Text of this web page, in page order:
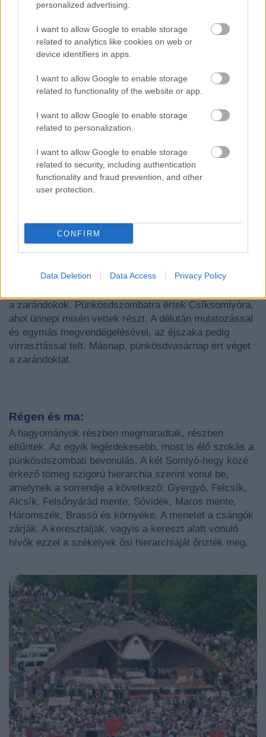
personalized advertising.
I want to allow Google to enable storage
related to analytics like cookies on web or
device identifiers in apps.
I want to allow Google to enable storage
related to functionality of the website or app.
I want to allow Google to enable storage
related to personalization.
I want to allow Google to enable storage
related to security, including authentication
functionality and fraud prevention, and other
user protection.
CONFIRM
Data Deletion Data Access Privacy Policy
elfogadtatásával a korabeli Európában példátlan módon
csökkentéséhez.
a zarándokok. Pünkösdszombatra értek Csíksomlyóra,
ahol ünnepi misén vettek részt. A délután mulatozással
és egymás megvendégelésével, az éjszaka pedig
virrasztással telt. Másnap, pünkösdvasárnap ért véget
a zarándoklat.
Régen és ma:
A hagyományok részben megmaradtak, részben
eltűntek. Az egyik legérdekesebb, most is élő szokás a
pünkösdszombati bevonulás. A két Somlyó-hegy közé
érkező tömeg szigorú hierarchia szerint vonul be,
amelynek a sorrendje a következő: Gyergyó, Felcsík,
Alcsík, Felsőnyárád mente, Sóvidék, Maros mente,
Háromszék, Brassó és környéke. A menetet a csángók
zárják. A keresztaljak, vagyis a kereszt alatt vonuló
hívők ezzel a székelyek ősi hierarchiáját őrizték meg.